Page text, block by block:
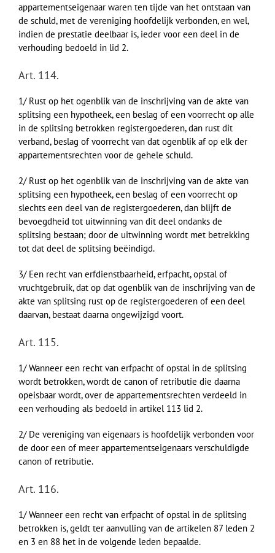
appartementseigenaar waren ten tijde van het ontstaan van
de schuld, met de vereniging hoofdelijk verbonden, en wel,
indien de prestatie deelbaar is, ieder voor een deel in de
verhouding bedoeld in lid 2.
Art. 114.
1/ Rust op het ogenblik van de inschrijving van de akte van
splitsing een hypotheek, een beslag of een voorrecht op alle
in de splitsing betrokken registergoederen, dan rust dit
verband, beslag of voorrecht van dat ogenblik af op elk der
appartementsrechten voor de gehele schuld.
2/ Rust op het ogenblik van de inschrijving van de akte van
splitsing een hypotheek, een beslag of een voorrecht op
slechts een deel van de registergoederen, dan blijft de
bevoegdheid tot uitwinning van dit deel ondanks de
splitsing bestaan; door de uitwinning wordt met betrekking
tot dat deel de splitsing beëindigd.
3/ Een recht van erfdienstbaarheid, erfpacht, opstal of
vruchtgebruik, dat op dat ogenblik van de inschrijving van de
akte van splitsing rust op de registergoederen of een deel
daarvan, bestaat daarna ongewijzigd voort.
Art. 115.
1/ Wanneer een recht van erfpacht of opstal in de splitsing
wordt betrokken, wordt de canon of retributie die daarna
opeisbaar wordt, over de appartementsrechten verdeeld in
een verhouding als bedoeld in artikel 113 lid 2.
2/ De vereniging van eigenaars is hoofdelijk verbonden voor
de door een of meer appartementseigenaars verschuldigde
canon of retributie.
Art. 116.
1/ Wanneer een recht van erfpacht of opstal in de splitsing
betrokken is, geldt ter aanvulling van de artikelen 87 leden 2
en 3 en 88 het in de volgende leden bepaalde.